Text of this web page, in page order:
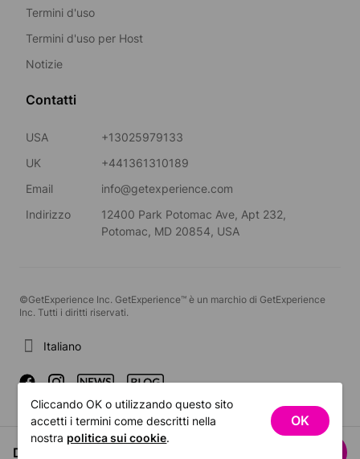
Termini d'uso
Termini d'uso per Host
Notizie
Contatti
USA
+13025979133
UK
+441361310189
Email
info@getexperience.com
Indirizzo
12400 Park Potomac Ave, Apt 232,
Potomac, MD 20854, USA
©GetExperience Inc. GetExperience™ è un marchio di GetExperience
Inc. Tutti i diritti riservati.
Italiano
Da US$34.62
Cliccando OK o utilizzando questo sito
accetti i termini come descritti nella
nostra politica sui cookie.
OK